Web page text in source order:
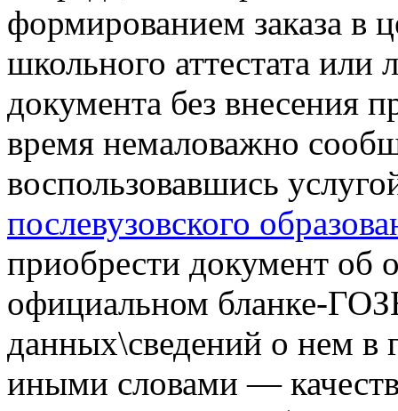
формированием заказа в
школьного аттестата или
документа без внесения
время немаловажно
воспользовавшись
послевузовского
приобрести документ об
официальном бланке-
данных\сведений о нем в
иными словами —